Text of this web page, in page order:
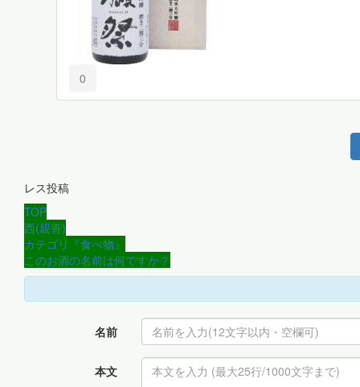
0
レス投稿
TOP
西(親善)
カテゴリ『食べ物』
このお酒の名前は何ですか？
名前
本文